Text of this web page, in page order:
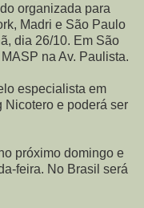
organizada para
Madri e São Paulo
dia 26/10. Em São
na Av. Paulista.
especialista em
Nicotero e poderá ser
próximo domingo e
feira. No Brasil será